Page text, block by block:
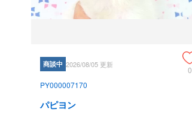
商談中 2026/08/05 更新
0
PY000007170
パピヨン